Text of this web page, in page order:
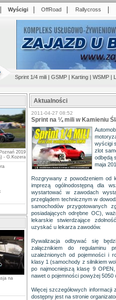
| Wyścigi | OffRoad | Rallycross |
Sprint 1/4 mili | GSMP | Karting | WSMP |
2019
- G.Kozera
na
Aktualności
2011-04-27 08:52
Sprint na ¼ mili w Kamieniu
wyścigi
zlot
odbędą
maja
Rozgrywany z powodzeniem od
imprezą ogólnodostępną dla
wystartować w zawodach
przeglądem technicznym w
samochodów przygotowanych
posiadających odrębne OC),
lekarskie stwierdzające
uzyskać u lekarza zawodów.
Rywalizacja odbywać się
załącznikiem do regulaminu
uzależnionych od pojemności i
klasy 1 (samochody z silnikiem
po najmocniejszą klasę 9
nawet o pojemności powyżej 5050
Więcej szczegółowych informacji
dostępny jest na stronie